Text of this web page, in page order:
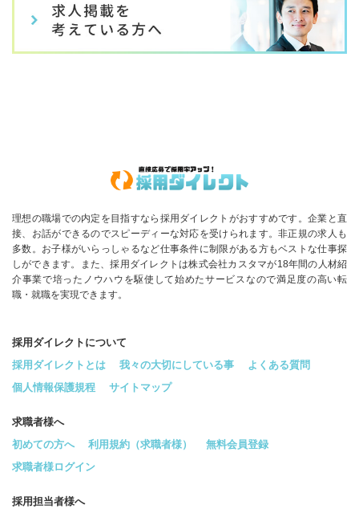
理想の職場での内定を目指すなら採用ダイレクトがおすすめです。企業と直
接、お話ができるのでスピーディーな対応を受けられます。非正規の求人も
多数。お子様がいらっしゃるなど仕事条件に制限がある方もベストな仕事探
しができます。また、採用ダイレクトは株式会社カスタマが18年間の人材紹
介事業で培ったノウハウを駆使して始めたサービスなので満足度の高い転
職・就職を実現できます。
採用ダイレクトについて
採用ダイレクトとは
我々の大切にしている事
よくある質問
個人情報保護規程
サイトマップ
求職者様へ
初めての方へ
利用規約（求職者様）
無料会員登録
求職者様ログイン
採用担当者様へ